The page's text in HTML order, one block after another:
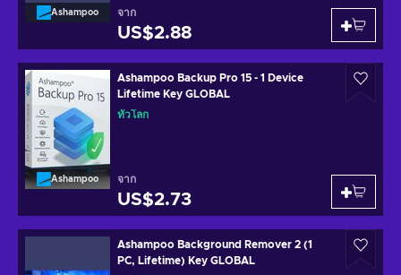
Ashampoo จาก
US$2.88
Ashampoo
Ashampoo Backup Pro 15 - 1 Device
Lifetime Key GLOBAL
ทั่วโลก
จาก
US$2.73
Ashampoo Background Remover 2 (1
PC, Lifetime) Key GLOBAL